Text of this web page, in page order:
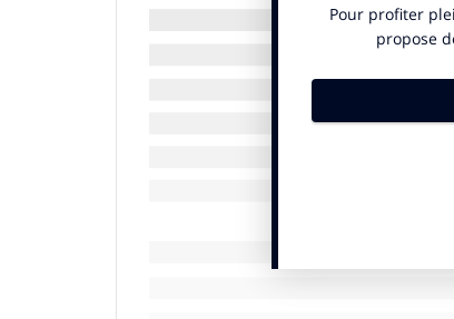
Malgré cela, c’est une population
représentée soit de façon
façon esthétique, en gommant les
s’identifier à leur tranche d’âge, et
être considérée comme « le vieux